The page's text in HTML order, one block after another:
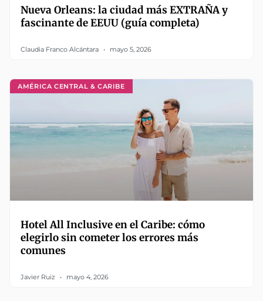
Nueva Orleans: la ciudad más EXTRAÑA y
fascinante de EEUU (guía completa)
Claudia Franco Alcántara mayo 5, 2026
AMÉRICA CENTRAL & CARIBE
Hotel All Inclusive en el Caribe: cómo
elegirlo sin cometer los errores más
comunes
Javier Ruiz mayo 4, 2026